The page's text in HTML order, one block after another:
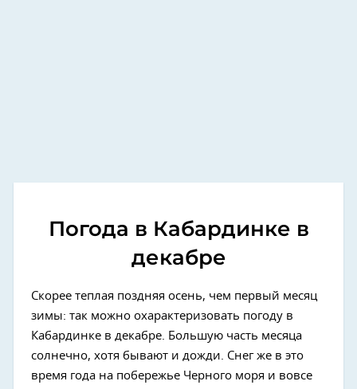
Погода в Кабардинке в
декабре
Скорее теплая поздняя осень, чем первый месяц
зимы: так можно охарактеризовать погоду в
Кабардинке в декабре. Большую часть месяца
солнечно, хотя бывают и дожди. Снег же в это
время года на побережье Черного моря и вовсе